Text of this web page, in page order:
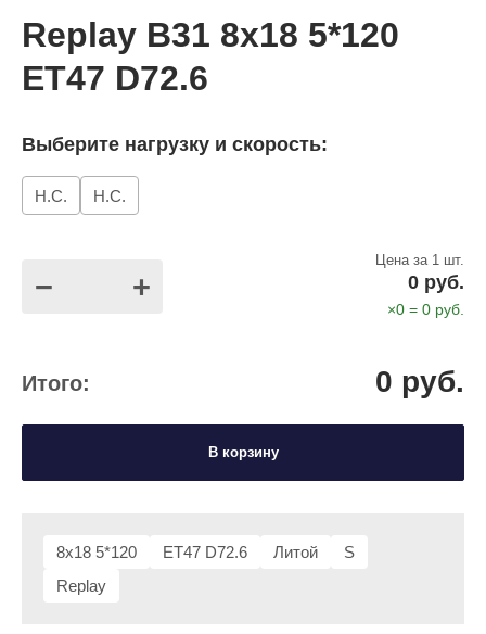
Replay B31 8x18 5*120
ET47 D72.6
8x18 5*120 ET47 D72.6 Литой
S
Replay
Выберите нагрузку и скорость:
Н.С. Н.С.
− +
Цена за 1 шт.
0 руб.
×0 = 0 руб.
Итого: 0 руб.
В корзину